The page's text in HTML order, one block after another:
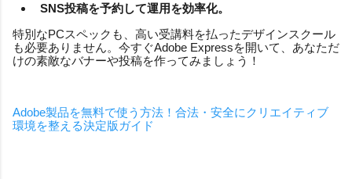
SNS投稿を予約して運用を効率化。
特別なPCスペックも、高い受講料を払ったデザインスクール
も必要ありません。今すぐAdobe Expressを開いて、あなただ
けの素敵なバナーや投稿を作ってみましょう！
Adobe製品を無料で使う方法！合法・安全にクリエイティブ
環境を整える決定版ガイド